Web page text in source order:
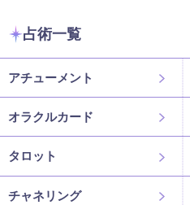
占術一覧
アチューメント
オラクルカード
タロット
チャネリング